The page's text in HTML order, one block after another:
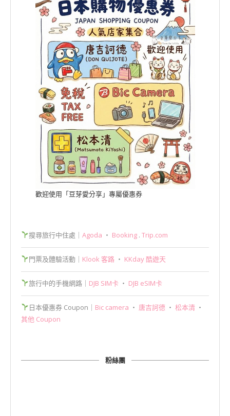
歡迎使用「豆芽愛分享」專屬優惠券
搜尋旅行中住處｜ Agoda ‧ Booking. Trip.com
門票及體驗活動｜ Klook 客路‧ KKday 酷遊天
旅行中的手機網路｜ DJB SIM卡‧ DJB eSIM卡
日本優惠券 Coupon｜ Bic camera ‧ 唐吉訶德‧ 松本清‧
其他 Coupon
粉絲團